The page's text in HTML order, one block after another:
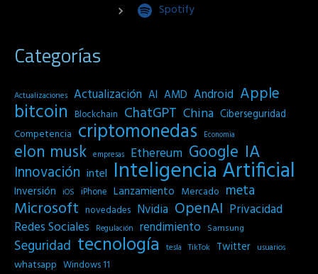
Spotify
Categorías
Actualizaciones Actualización AI AMD Android Apple
bitcoin Blockchain ChatGPT China Ciberseguridad
Competencia criptomonedas Economia
elon musk empresas Ethereum Google IA
Innovación intel Inteligencia Artificial
Inversión iOS iPhone Lanzamiento Mercado meta
Microsoft novedades Nvidia OpenAI Privacidad
Redes Sociales
Regulación rendimiento Samsung
Seguridad tecnología tesla TikTok Twitter usuarios
whatsapp Windows 11